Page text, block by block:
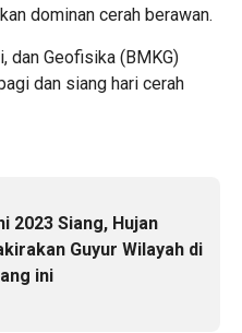
dominan cerah berawan.
dan Geofisika (BMKG)
dan siang hari cerah
2023 Siang, Hujan
Guyur Wilayah di
ini